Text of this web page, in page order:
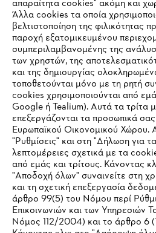
Εταιρεία
STIHL Συχνές ερωτήσεις
Service
IHR BROWSER WIRD
απαραίτητα cookies" ακόμη και
Άλλα cookies τα οποία
βελτιστοποίηση της φιλικότητας
παροχή εξατομικευμένου
συμπεριλαμβανομένης της
των χρηστών, της
και της δημιουργίας
τοποθετούνται μόνο με τη ρητή
cookies χρησιμοποιούνται από
Google ή Tealium). Αυτά τα τρίτα
επεξεργάζονται τα προσωπικά
Ευρωπαϊκού Οικονομικού Χώρου.
"Ρυθμίσεις" και στη "Δήλωση για
λεπτομέρειες σχετικά με τα
από εμάς και τρίτους. Κάνοντας
"Αποδοχή όλων" συναινείτε στη
και τη σχετική επεξεργασία
άρθρο 99(5) του Νόμου περί
Επικοινωνιών και των Υπηρεσιών
Νόμος 112/2004) και το άρθρο 6